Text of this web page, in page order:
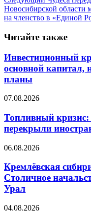
Новосибирской области
на членство в «Единой
Читайте также
Инвестиционный
основной капитал,
планы
07.08.2026
Топливный
перекрыли
06.08.2026
Кремлёвская
Столичное
Урал
04.08.2026